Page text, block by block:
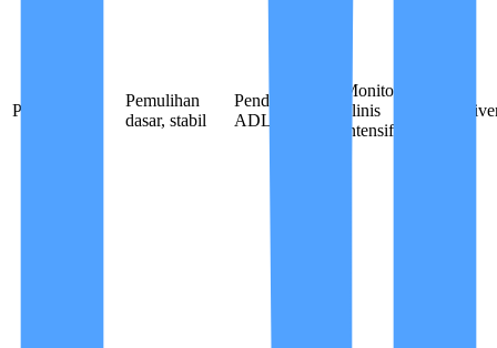
Pasca tifus
Pemulihan
dasar, stabil
Pendampingan
ADL penuh
Monitoring
klinis
intensif